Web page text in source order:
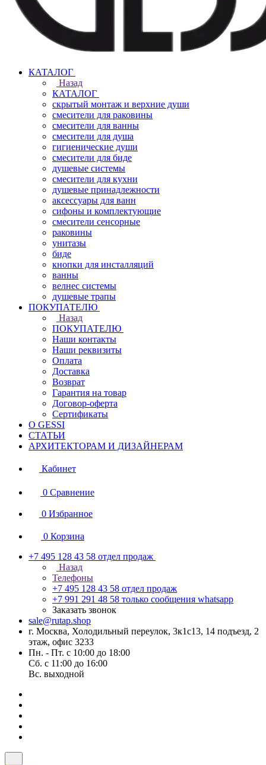
КАТАЛОГ
Назад
КАТАЛОГ
скрытый монтаж и верхние души
смесители для раковины
смесители для ванны
смесители для душа
гигиенические души
смесители для биде
душевые системы
смесители для кухни
душевые принадлежности
аксессуары для ванн
сифоны и комплектующие
смесители сенсорные
раковины
унитазы
биде
кнопки для инсталляций
ванны
велнес системы
душевые трапы
ПОКУПАТЕЛЮ
Назад
ПОКУПАТЕЛЮ
Наши контакты
Наши реквизиты
Оплата
Доставка
Возврат
Гарантия на товар
Договор-оферта
Сертификаты
О GESSI
СТАТЬИ
АРХИТЕКТОРАМ И ДИЗАЙНЕРАМ
Кабинет
0 Сравнение
0 Избранное
0 Корзина
+7 495 128 43 58 отдел продаж
Назад
Телефоны
+7 495 128 43 58 отдел продаж
+7 991 291 48 58 только сообщения whatsapp
Заказать звонок
sale@rutap.shop
г. Москва, Холодильный переулок, 3к1с13, 14 подъезд, 2
этаж, офис 3233
Пн. - Пт. с 10:00 до 18:00
Сб. с 11:00 до 16:00
Вс. выходной